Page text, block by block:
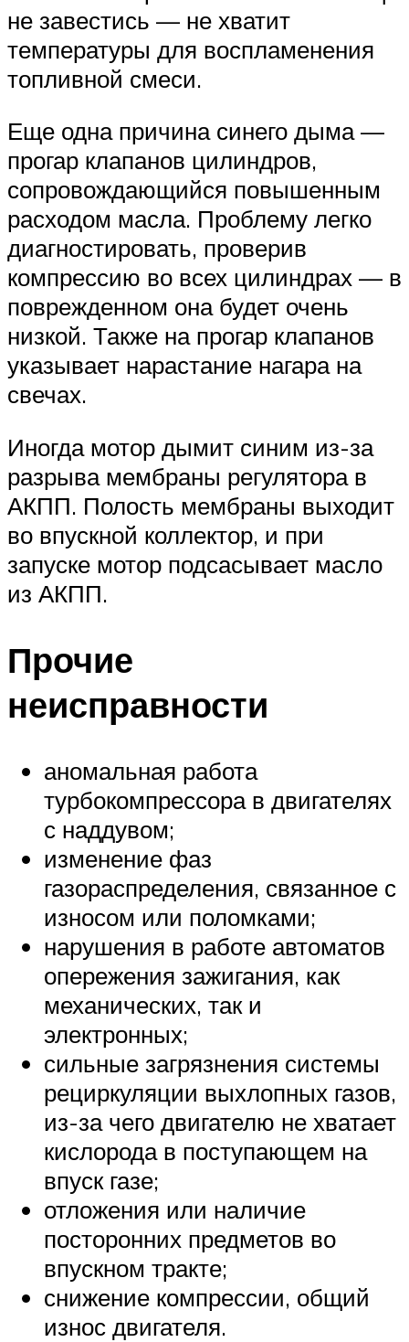
не завестись — не хватит
температуры для воспламенения
топливной смеси.
Еще одна причина синего дыма —
прогар клапанов цилиндров,
сопровождающийся повышенным
расходом масла. Проблему легко
диагностировать, проверив
компрессию во всех цилиндрах — в
поврежденном она будет очень
низкой. Также на прогар клапанов
указывает нарастание нагара на
свечах.
Иногда мотор дымит синим из-за
разрыва мембраны регулятора в
АКПП. Полость мембраны выходит
во впускной коллектор, и при
запуске мотор подсасывает масло
из АКПП.
Прочие
неисправности
аномальная работа
турбокомпрессора в двигателях
с наддувом;
изменение фаз
газораспределения, связанное с
износом или поломками;
нарушения в работе автоматов
опережения зажигания, как
механических, так и
электронных;
сильные загрязнения системы
рециркуляции выхлопных газов,
из-за чего двигателю не хватает
кислорода в поступающем на
впуск газе;
отложения или наличие
посторонних предметов во
впускном тракте;
снижение компрессии, общий
износ двигателя.